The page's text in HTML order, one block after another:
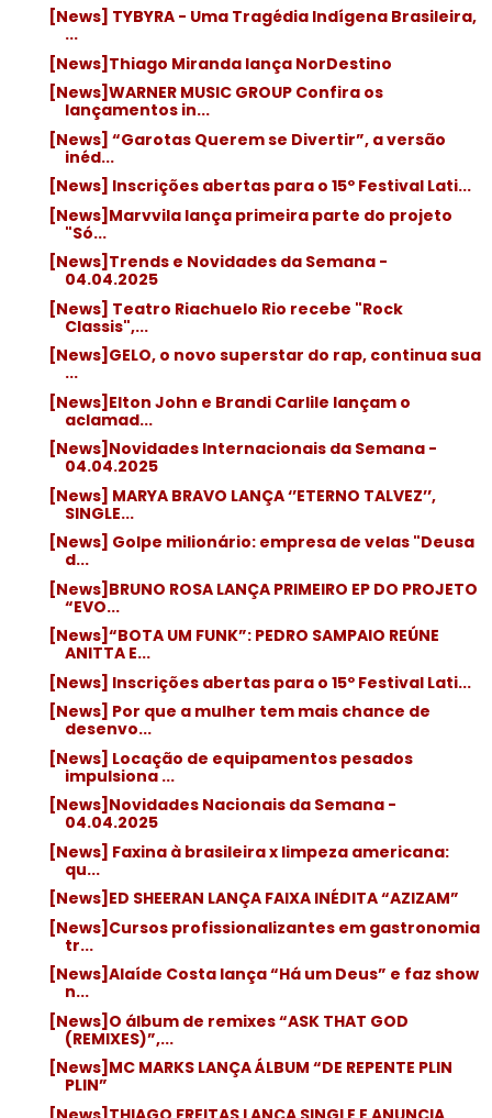
[News] TYBYRA - Uma Tragédia Indígena Brasileira,
...
[News]Thiago Miranda lança NorDestino
[News]WARNER MUSIC GROUP Confira os
lançamentos in...
[News] “Garotas Querem se Divertir”, a versão
inéd...
[News] Inscrições abertas para o 15º Festival Lati...
[News]Marvvila lança primeira parte do projeto
"Só...
[News]Trends e Novidades da Semana -
04.04.2025
[News] Teatro Riachuelo Rio recebe "Rock
Classis",...
[News]GELO, o novo superstar do rap, continua sua
...
[News]Elton John e Brandi Carlile lançam o
aclamad...
[News]Novidades Internacionais da Semana -
04.04.2025
[News] MARYA BRAVO LANÇA ‘’ETERNO TALVEZ’’,
SINGLE...
[News] Golpe milionário: empresa de velas "Deusa
d...
[News]BRUNO ROSA LANÇA PRIMEIRO EP DO PROJETO
“EVO...
[News]“BOTA UM FUNK”: PEDRO SAMPAIO REÚNE
ANITTA E...
[News] Inscrições abertas para o 15º Festival Lati...
[News] Por que a mulher tem mais chance de
desenvo...
[News] Locação de equipamentos pesados
impulsiona ...
[News]Novidades Nacionais da Semana -
04.04.2025
[News] Faxina à brasileira x limpeza americana:
qu...
[News]ED SHEERAN LANÇA FAIXA INÉDITA “AZIZAM”
[News]Cursos profissionalizantes em gastronomia
tr...
[News]Alaíde Costa lança “Há um Deus” e faz show
n...
[News]O álbum de remixes “ASK THAT GOD
(REMIXES)”,...
[News]MC MARKS LANÇA ÁLBUM “DE REPENTE PLIN
PLIN”